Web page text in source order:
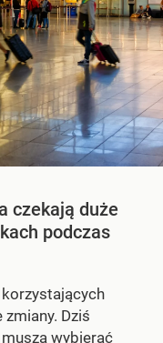
czekają duże
podczas
Dziś
wybierać